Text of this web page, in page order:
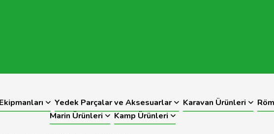
Yedek Parçalar ve Aksesuarlar Karavan Ürünleri
Marin Ürünleri
Kamp Ürünleri